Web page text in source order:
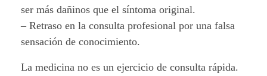
ser más dañinos que el síntoma original.
– Retraso en la consulta profesional por una falsa
sensación de conocimiento.
La medicina no es un ejercicio de consulta rápida.